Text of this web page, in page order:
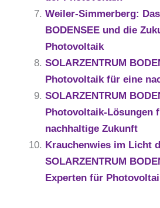
Weiler-Simmerberg:
BODENSEE und die
Photovoltaik
SOLARZENTRUM
Photovoltaik für eine
SOLARZENTRUM
Photovoltaik-Lösungen
nachhaltige Zukunft
Krauchenwies im Licht
SOLARZENTRUM
Experten für